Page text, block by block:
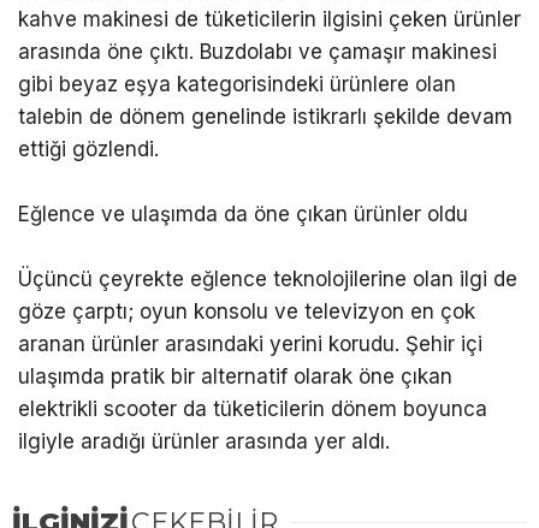
kahve makinesi de tüketicilerin ilgisini çeken ürünler
arasında öne çıktı. Buzdolabı ve çamaşır makinesi
gibi beyaz eşya kategorisindeki ürünlere olan
talebin de dönem genelinde istikrarlı şekilde devam
ettiği gözlendi.
Eğlence ve ulaşımda da öne çıkan ürünler oldu
Üçüncü çeyrekte eğlence teknolojilerine olan ilgi de
göze çarptı; oyun konsolu ve televizyon en çok
aranan ürünler arasındaki yerini korudu. Şehir içi
ulaşımda pratik bir alternatif olarak öne çıkan
elektrikli scooter da tüketicilerin dönem boyunca
ilgiyle aradığı ürünler arasında yer aldı.